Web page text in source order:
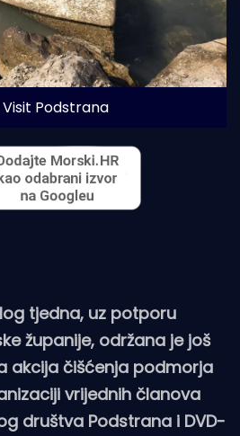
Visit Podstrana
tjedna, uz potporu
županije, održana je još
akcija čišćenja podmorja
vrijednih članova
društva Podstrana i DVD-